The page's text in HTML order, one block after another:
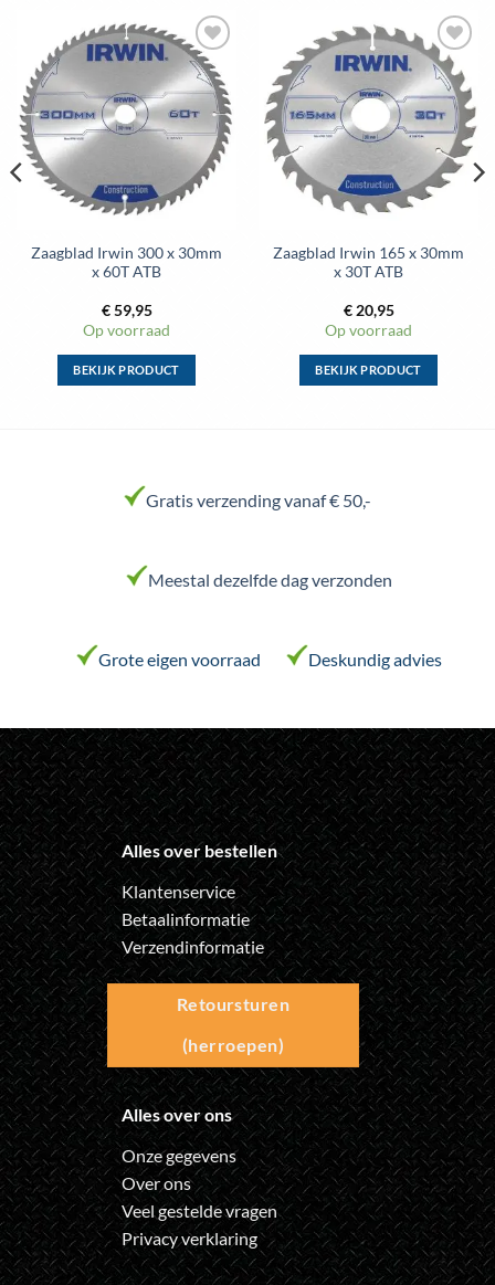
Deze
optie
gekozen
worden
productpagina
Deze
optie
kan
gekozen
worden
op
productpagina
Toevoegen
aan
wenslijst
Zaagblad Irwin 300 x 30mm
x 60T ATB
€59,95
Op voorraad
BEKIJK PRODUCT
variaties.
Deze
gekozen
de
productpagina
Toevoegen
aan
wenslijst
Zaagblad Irwin 165 x 30mm
x 30T ATB
€20,95
Op voorraad
BEKIJK PRODUCT
gekozen
de
productpagina
Gratis verzending vanaf € 50,-
Meestal dezelfde dag verzonden
Grote eigen voorraad Deskundig advies
Alles over bestellen
Klantenservice
Betaalinformatie
Verzendinformatie
Retoursturen
(herroepen)
Alles over ons
Onze gegevens
Over ons
Veel gestelde vragen
Privacy verklaring